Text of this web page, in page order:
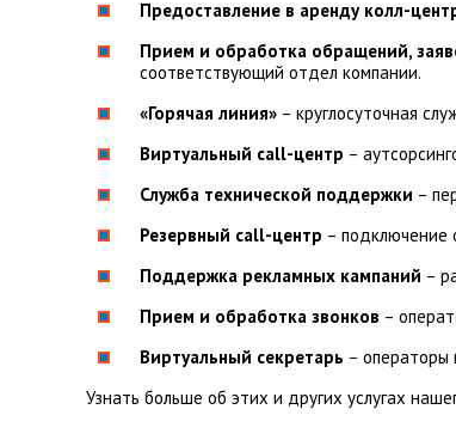
Предоставление в аренду колл-
Прием и обработка обращений,
соответствующий отдел компании.
«Горячая линия» – круглосуточная
Виртуальный call-центр –
Служба технической поддержки –
Резервный call-центр – подключение
Поддержка рекламных кампаний –
Прием и обработка звонков –
Виртуальный секретарь – операторы
Узнать больше об этих и других услугах